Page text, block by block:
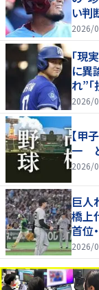
い判
る」
2026/
「現
に異
れ”
2026/
【甲
一
2026/
巨人
橋上
首位
2026/